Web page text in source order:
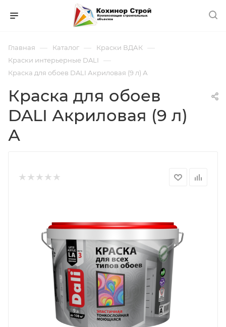
Главная — Каталог — Краски ВДАК —
Краски интерьерные DALI —
Краска для обоев DALI Акриловая (9 л) А
Краска для обоев
DALI Акриловая (9 л)
А